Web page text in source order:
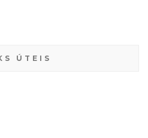
ÚTEIS